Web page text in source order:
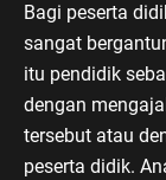
Bagi peserta
sangat
itu pendidik
dengan
tersebut atau
peserta didik.